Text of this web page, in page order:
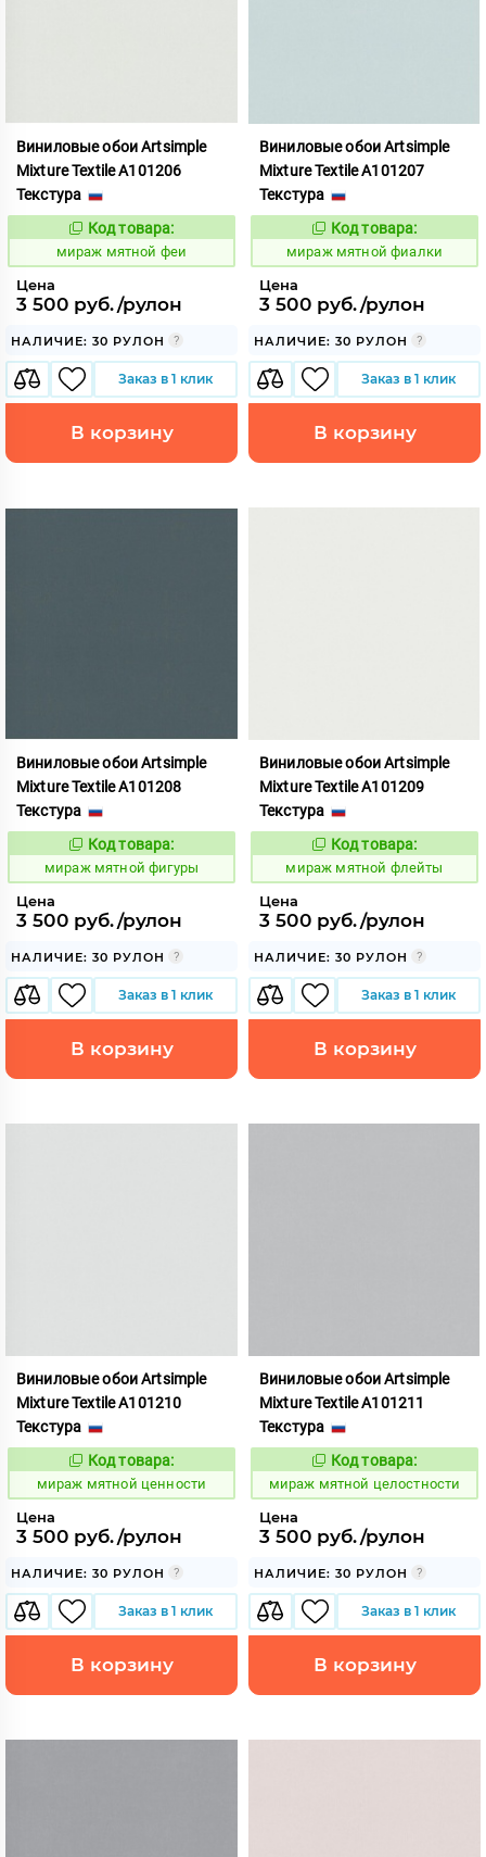
Виниловые обои Artsimple
Mixture Textile A101206
Текстура
992238
Код товара:
мираж мятной феи
Цена
3 500 руб./рулон
НАЛИЧИЕ: 30 РУЛОН
Заказ в 1 клик
В корзину
Виниловые обои Artsimple
Mixture Textile A101207
Текстура
992239
Код товара:
мираж мятной фиалки
Цена
3 500 руб./рулон
НАЛИЧИЕ: 30 РУЛОН
Заказ в 1 клик
В корзину
Виниловые обои Artsimple
Mixture Textile A101208
Текстура
992240
Код товара:
мираж мятной фигуры
Цена
3 500 руб./рулон
НАЛИЧИЕ: 30 РУЛОН
Заказ в 1 клик
В корзину
Виниловые обои Artsimple
Mixture Textile A101209
Текстура
992241
Код товара:
мираж мятной флейты
Цена
3 500 руб./рулон
НАЛИЧИЕ: 30 РУЛОН
Заказ в 1 клик
В корзину
Виниловые обои Artsimple
Mixture Textile A101210
Текстура
992242
Код товара:
мираж мятной ценности
Цена
3 500 руб./рулон
НАЛИЧИЕ: 30 РУЛОН
Заказ в 1 клик
В корзину
Виниловые обои Artsimple
Mixture Textile A101211
Текстура
992243
Код товара:
мираж мятной целостности
Цена
3 500 руб./рулон
НАЛИЧИЕ: 30 РУЛОН
Заказ в 1 клик
В корзину